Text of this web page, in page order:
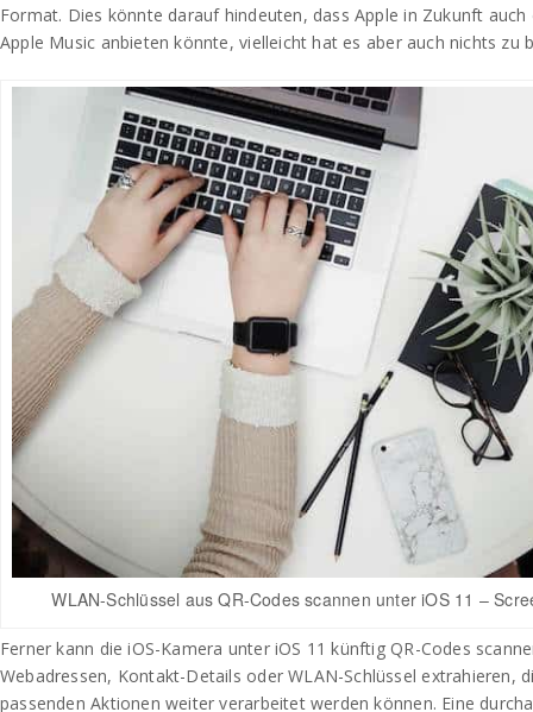
Format. Dies könnte darauf hindeuten, dass Apple in Zukunft
Apple Music anbieten könnte, vielleicht hat es aber auch nichts zu
WLAN-Schlüssel aus QR-Codes scannen unter iOS 11 –
Ferner kann die iOS-Kamera unter iOS 11 künftig QR-Codes
Webadressen, Kontakt-Details oder WLAN-Schlüssel extrahieren,
passenden Aktionen weiter verarbeitet werden können. Eine